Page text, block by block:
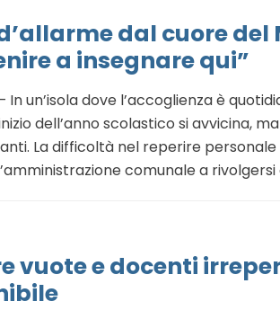
dal cuore del
a insegnare qui”
In un’isola dove l’accoglienza è
dell’anno scolastico si avvicina,
La difficoltà nel reperire
comunale a
vuote e docenti